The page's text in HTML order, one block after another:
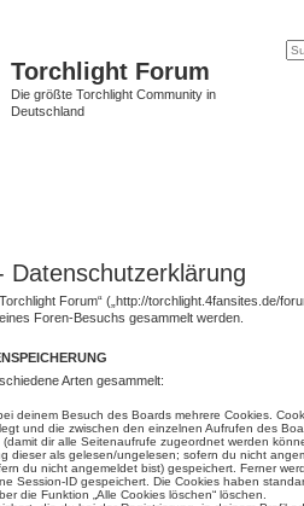
Torchlight Forum
Die größte Torchlight Community in
Deutschland
Datenschutzerklärung
Forum“ („http://torchlight.4fansites.de/
Foren-Besuchs gesammelt werden.
Arten gesammelt:
deinem Besuch des Boards mehrere Cookies.
und die zwischen den einzelnen Aufrufen des
dir alle Seitenaufrufe zugeordnet werden
dieser als gelesen/ungelesen; sofern du nicht
du nicht angemeldet bist) gespeichert. Ferner
Session-ID gespeichert. Die Cookies haben
die Funktion „Alle Cookies löschen“ löschen.